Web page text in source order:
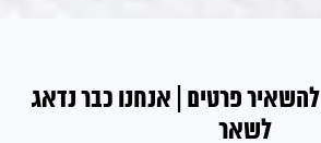
פרטים | אנחנו כבר נדאג
לשאר